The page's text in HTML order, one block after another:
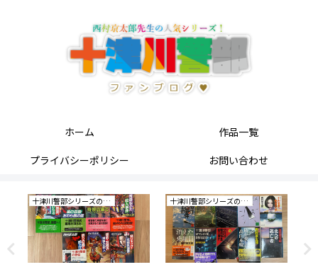
ホーム
作品一覧
プライバシーポリシー
お問い合わせ
十津川警部シリーズの研究 十津川警部シリーズの研究